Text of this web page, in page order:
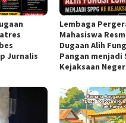
Jurnalis
Lembaga
Mahasiswa
Dugaan Alih
Pangan menjadi
Kejaksaan